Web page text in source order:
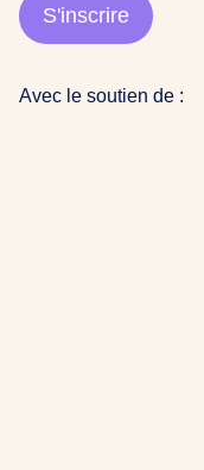
Avec le soutien de :
S'inscrire